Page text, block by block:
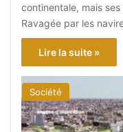
continentale, mais
Ravagée par les
Lire la suite »
Société